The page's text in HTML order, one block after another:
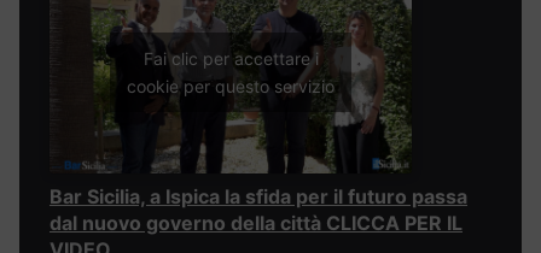
Fai clic per accettare i
cookie per questo servizio
Bar Sicilia, a Ispica la sfida per il futuro passa
dal nuovo governo della città CLICCA PER IL